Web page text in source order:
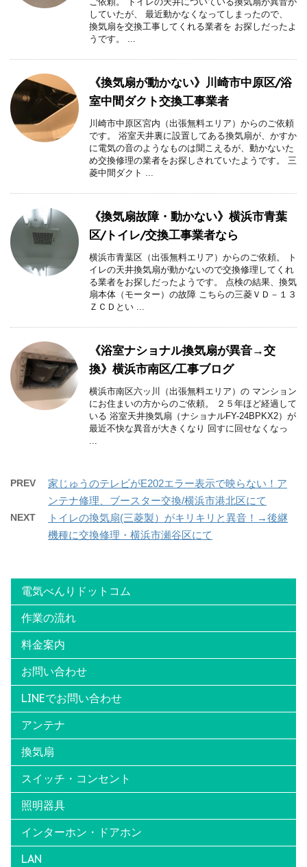
していたが、 最近動かなくなってしまったので、
換気扇を交換工事してくれる業者を お探しだったよ
うです。 ...
《換気扇が動かない》川崎市中原区/浴
室中間ダクト交換工事業者
川崎市中原区宮内（出張無料エリア）からのご依頼
です。 浴室天井裏に設置してある換気扇が、かすか
に電気の音のようなものは聞こえるが、動かないた
め交換修理の業者をお探しされていたようです。 三
菱中間ダクト ...
《換気扇故障・動かない》横浜市青葉
区/トイレ/交換工事業者なら
横浜市青葉区（出張無料エリア）からのご依頼。 ト
イレの天井換気扇が動かないので交換修理してくれ
る業者をお探しだったようです。 点検の結果、換気
扇本体（モーター）の故障 こちらの三菱ＶＤ－１３
ＺＣＤとい ...
《浴室ナショナル換気扇が異音→交
換》横浜市南区/工事ブログ
横浜市南区六ッ川（出張無料エリア）の マンション
にお住まいの方からのご依頼。 ２５年ほど経過して
いる 浴室天井換気扇（ナショナルFY-24BPKX2）が
最近不快な異音が大きくなり 回すに回せなくなっ
...
PREV
家じゅうのテレビがE202エラー表示で映らない！ア
ンテナ修理、ブースター交換/横浜市港北区にて
NEXT
トイレの換気扇(三菱製）がキリキリと異音！→後継
機種に交換修理・横浜市瀬谷区にて
電気べんりドットコム
作業の流れ
料金案内
お問い合わせ
LINEでお問い合わせ
アンテナ
換気扇
スイッチ・コンセント
照明器具
インターホン・ドアホン
LAN